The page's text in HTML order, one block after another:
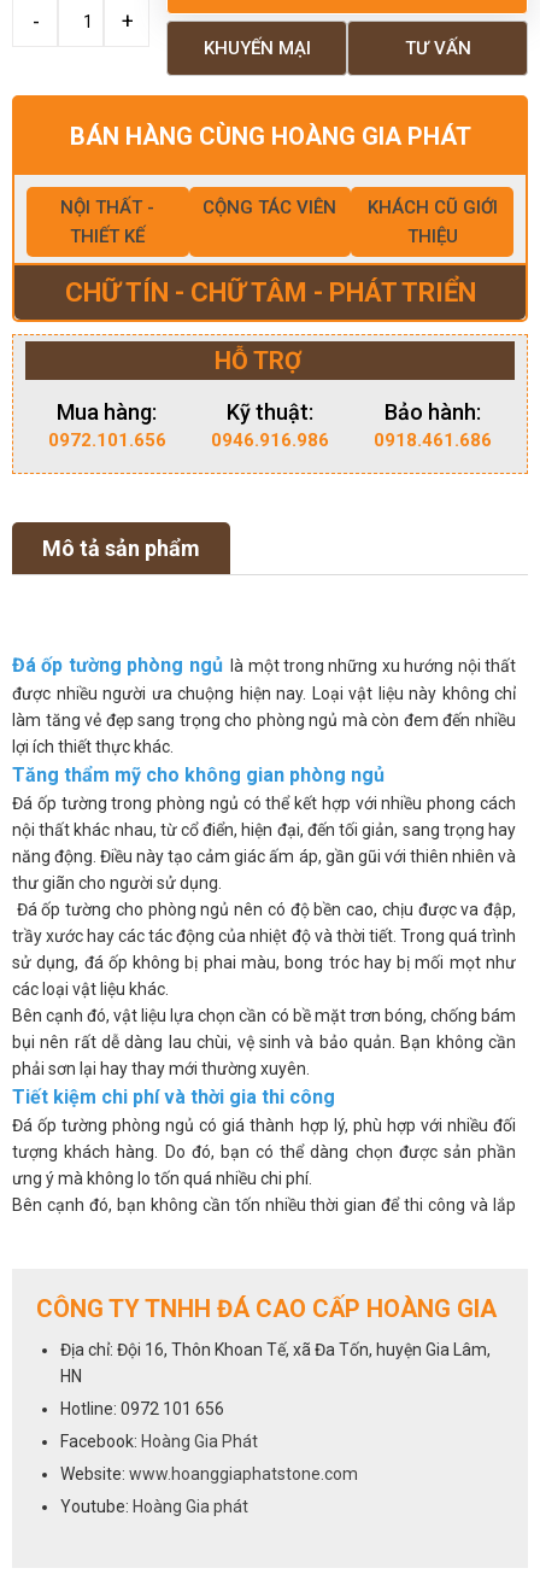
TƯ VẤN
KHUYẾN MẠI
BÁN HÀNG CÙNG HOÀNG GIA PHÁT
NỘI THẤT -
THIẾT KẾ
CỘNG TÁC VIÊN
KHÁCH CŨ GIỚI
THIỆU
CHỮ TÍN - CHỮ TÂM - PHÁT TRIỂN
HỖ TRỢ
Mua hàng:
0972.101.656
Kỹ thuật:
0946.916.986
Bảo hành:
0918.461.686
Mô tả sản phẩm
Đá ốp tường phòng ngủlà một trong những xu hướng nội thất
được nhiều người ưa chuộng hiện nay. Loại vật liệu này không chỉ
làm tăng vẻ đẹp sang trọng cho phòng ngủ mà còn đem đến nhiều
lợi ích thiết thực khác.
Tăng thẩm mỹ cho không gian phòng ngủ
Đá ốp tường trong phòng ngủ có thể kết hợp với nhiều phong cách
nội thất khác nhau, từ cổ điển, hiện đại, đến tối giản, sang trọng hay
năng động. Điều này tạo cảm giác ấm áp, gần gũi với thiên nhiên và
thư giãn cho người sử dụng.
Đá ốp tường cho phòng ngủ nên có độ bền cao, chịu được va đập,
trầy xước hay các tác động của nhiệt độ và thời tiết. Trong quá trình
sử dụng, đá ốp không bị phai màu, bong tróc hay bị mối mọt như
các loại vật liệu khác.
Bên cạnh đó, vật liệu lựa chọn cần có bề mặt trơn bóng, chống bám
bụi nên rất dễ dàng lau chùi, vệ sinh và bảo quản. Bạn không cần
phải sơn lại hay thay mới thường xuyên.
Tiết kiệm chi phí và thời gia thi công
Đá ốp tường phòng ngủ có giá thành hợp lý, phù hợp với nhiều đối
tượng khách hàng. Do đó, bạn có thể dàng chọn được sản phần
ưng ý mà không lo tốn quá nhiều chi phí.
Bên cạnh đó, bạn không cần tốn nhiều thời gian để thi công và lắp
Cách lựa chọn đá ốp tường phòng ngủ tốt nhất
Hiện nay, đá ốp tường dành cho phòng ngủ là một trong những vật
liệu trang trí nội thất được bán chạy nhất. Tuy nhiên, để có được
lựa chọn đá ốp tường tốt, phù hợp với diện tích, phong cách và
ngân sách của mình. Dưới đây là một số tiêu chí cần lưu ý khi lựa
chọn đá ốp tường phòng ngủ:
Chất lượng đá
CÔNG TY TNHH ĐÁ CAO CẤP HOÀNG GIA
Địa chỉ: Đội 16, Thôn Khoan Tế, xã Đa Tốn, huyện Gia Lâm,
HN
Hotline: 0972 101 656
Facebook: Hoàng Gia Phát
Website: www.hoanggiaphatstone.com
Youtube: Hoàng Gia phát